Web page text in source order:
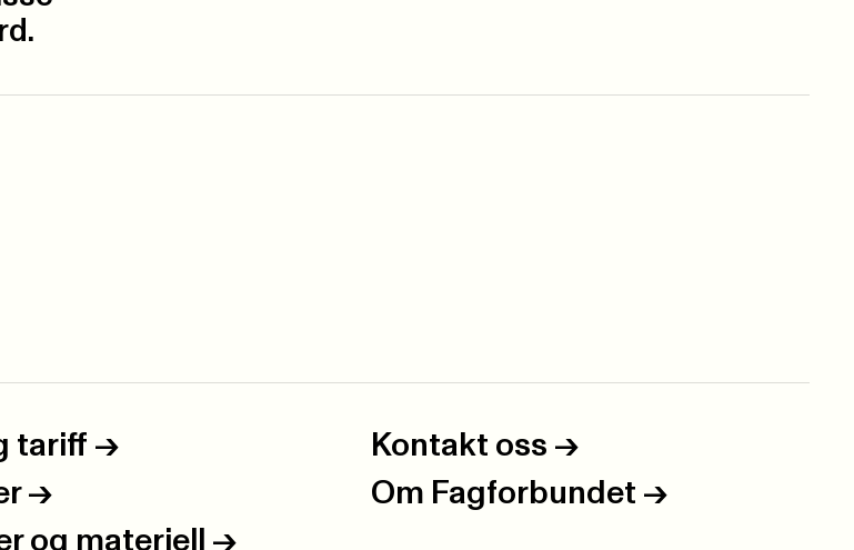
tariff -> Kontakt oss ->
-> Om Fagforbundet ->
og materiell ->